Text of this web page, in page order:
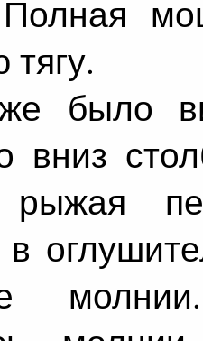
тягу.
видно
вниз
рыжая
в